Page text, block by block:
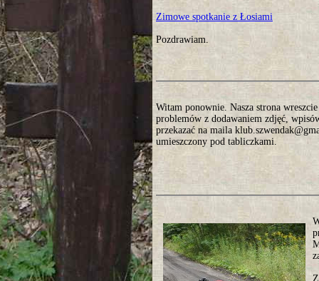
Zimowe spotkanie z Łosiami
Pozdrawiam.
Witam ponownie. Nasza strona
problemów z dodawaniem zdjęć,
przekazać na maila
umieszczony pod tabliczkami.